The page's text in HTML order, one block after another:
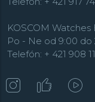
KOSCOM Watches
Po - Ne od 9:00 do
Telefón: + 421 908